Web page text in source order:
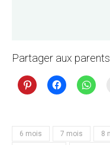
Partager aux
6 mois 7 mois 8